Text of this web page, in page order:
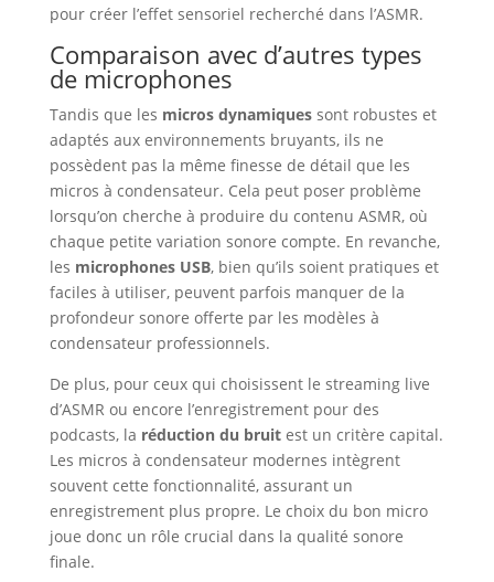
pour créer l’effet sensoriel recherché dans l’ASMR.
Comparaison avec d’autres types
de microphones
Tandis que les micros dynamiquessont robustes et
adaptés aux environnements bruyants, ils ne
possèdent pas la même finesse de détail que les
micros à condensateur. Cela peut poser problème
lorsqu’on cherche à produire du contenu ASMR, où
chaque petite variation sonore compte. En revanche,
les microphones USB, bien qu’ils soient pratiques et
faciles à utiliser, peuvent parfois manquer de la
profondeur sonore offerte par les modèles à
condensateur professionnels.
De plus, pour ceux qui choisissent le streaming live
d’ASMR ou encore l’enregistrement pour des
podcasts, la réduction du bruitest un critère capital.
Les micros à condensateur modernes intègrent
souvent cette fonctionnalité, assurant un
enregistrement plus propre. Le choix du bon micro
joue donc un rôle crucial dans la qualité sonore
finale.